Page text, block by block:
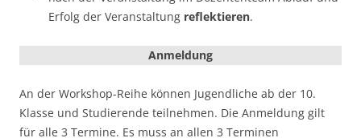
Erfolg der Veranstaltung reflektieren.
Anmeldung
An der Workshop-Reihe können Jugendliche ab der 10.
Klasse und Studierende teilnehmen. Die Anmeldung gilt
für alle 3 Termine. Es muss an allen 3 Terminen